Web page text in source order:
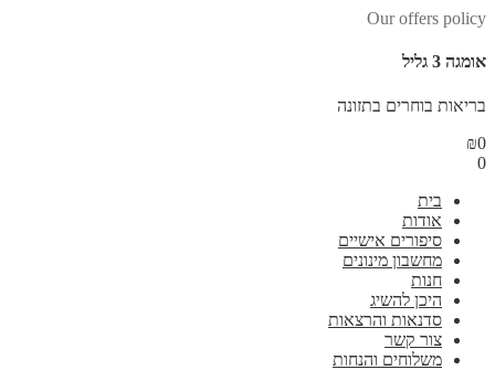
Our offers policy
אומגה 3 גליל
בריאות בוחרים בתזונה
₪0
0
בית
אודות
סיפורים אישיים
מחשבון מינונים
חנות
היכן להשיג
סדנאות והרצאות
צור קשר
משלוחים והנחות